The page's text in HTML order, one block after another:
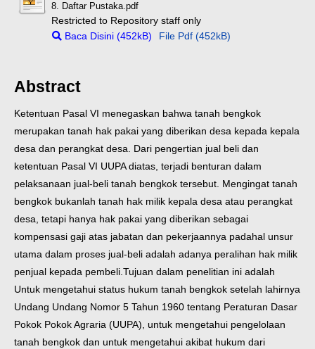
8. Daftar Pustaka.pdf
Restricted to Repository staff only
Baca Disini (452kB)
File Pdf (452kB)
Abstract
Ketentuan Pasal VI menegaskan bahwa tanah bengkok
merupakan tanah hak pakai yang diberikan desa kepada kepala
desa dan perangkat desa. Dari pengertian jual beli dan
ketentuan Pasal VI UUPA diatas, terjadi benturan dalam
pelaksanaan jual-beli tanah bengkok tersebut. Mengingat tanah
bengkok bukanlah tanah hak milik kepala desa atau perangkat
desa, tetapi hanya hak pakai yang diberikan sebagai
kompensasi gaji atas jabatan dan pekerjaannya padahal unsur
utama dalam proses jual-beli adalah adanya peralihan hak milik
penjual kepada pembeli.Tujuan dalam penelitian ini adalah
Untuk mengetahui status hukum tanah bengkok setelah lahirnya
Undang Undang Nomor 5 Tahun 1960 tentang Peraturan Dasar
Pokok Pokok Agraria (UUPA), untuk mengetahui pengelolaan
tanah bengkok dan untuk mengetahui akibat hukum dari